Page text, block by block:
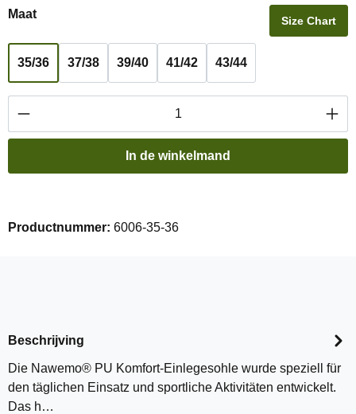
Selecteer
Maat Size Chart
35/36 37/38 39/40 41/42 43/44
Producthoeveelheid: Voer de gewenste
In de winkelmand
Productnummer: 6006-35-36
Beschrijving
Die Nawemo® PU Komfort-Einlegesohle wurde speziell für
den täglichen Einsatz und sportliche Aktivitäten entwickelt.
Das h…